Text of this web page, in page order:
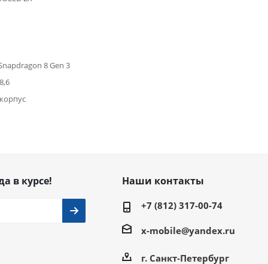
8 Gen 3
в курсе! Наши контакты
+7 (812) 317-00-74
x-mobile@yandex.ru
г. Санкт-Петербург